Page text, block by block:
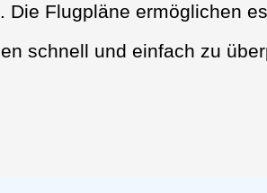
Die Flugpläne ermöglichen
schnell und einfach zu